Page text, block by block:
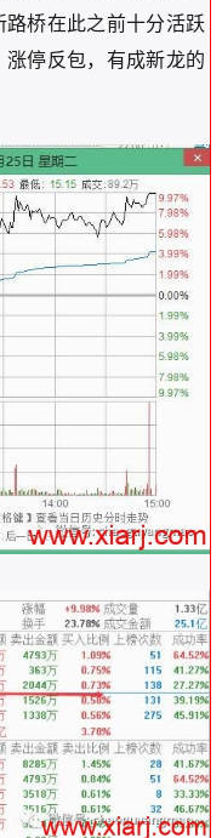
桥在此之前十分活跃
停反包，有成新龙的